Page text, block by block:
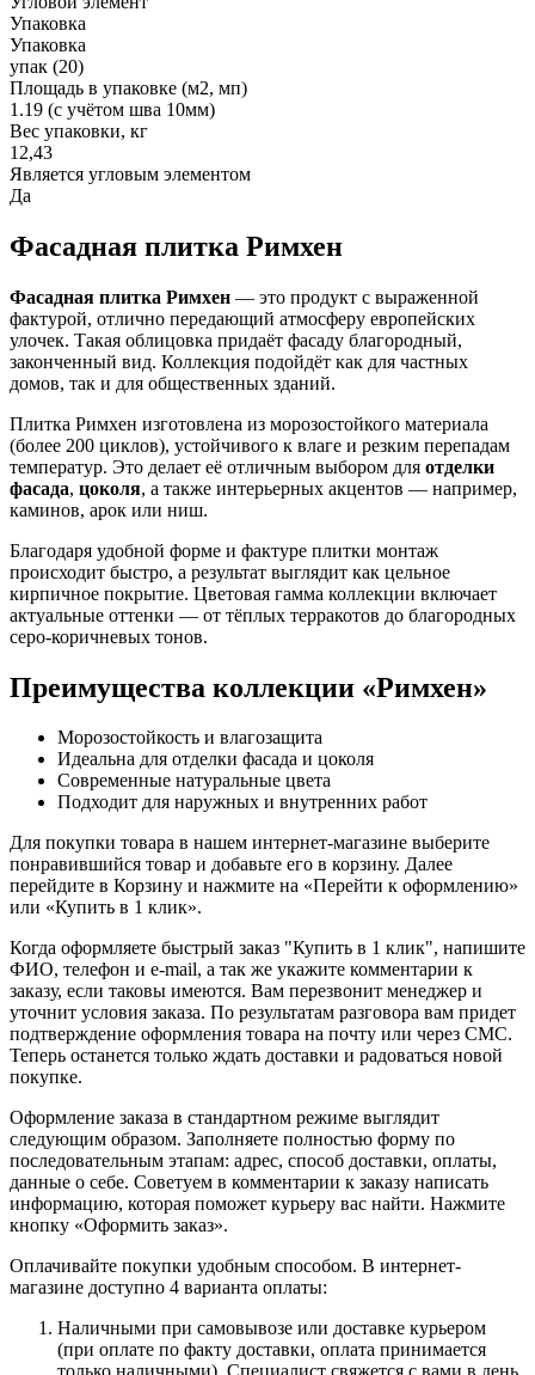
Упаковка
Упаковка
упак (20)
Площадь в упаковке (м2, мп)
1.19 (с учётом шва 10мм)
Вес упаковки, кг
12,43
Является угловым элементом
Да
Фасадная плитка Римхен
Фасадная плитка Римхен — это продукт с выраженной
фактурой, отлично передающий атмосферу европейских
улочек. Такая облицовка придаёт фасаду благородный,
законченный вид. Коллекция подойдёт как для частных
домов, так и для общественных зданий.
Плитка Римхен изготовлена из морозостойкого материала
(более 200 циклов), устойчивого к влаге и резким перепадам
температур. Это делает её отличным выбором для отделки
фасада, цоколя, а также интерьерных акцентов — например,
каминов, арок или ниш.
Благодаря удобной форме и фактуре плитки монтаж
происходит быстро, а результат выглядит как цельное
кирпичное покрытие. Цветовая гамма коллекции включает
актуальные оттенки — от тёплых терракотов до благородных
серо-коричневых тонов.
Преимущества коллекции «Римхен»
Морозостойкость и влагозащита
Идеальна для отделки фасада и цоколя
Современные натуральные цвета
Подходит для наружных и внутренних работ
Для покупки товара в нашем интернет-магазине выберите
понравившийся товар и добавьте его в корзину. Далее
перейдите в Корзину и нажмите на «Перейти к оформлению»
или «Купить в 1 клик».
Когда оформляете быстрый заказ "Купить в 1 клик", напишите
ФИО, телефон и e-mail, а так же укажите комментарии к
заказу, если таковы имеются. Вам перезвонит менеджер и
уточнит условия заказа. По результатам разговора вам придет
подтверждение оформления товара на почту или через СМС.
Теперь останется только ждать доставки и радоваться новой
покупке.
Оформление заказа в стандартном режиме выглядит
следующим образом. Заполняете полностью форму по
последовательным этапам: адрес, способ доставки, оплаты,
данные о себе. Советуем в комментарии к заказу написать
информацию, которая поможет курьеру вас найти. Нажмите
кнопку «Оформить заказ».
Оплачивайте покупки удобным способом. В интернет-
магазине доступно 4 варианта оплаты:
Наличными при самовывозе или доставке курьером
(при оплате по факту доставки, оплата принимается